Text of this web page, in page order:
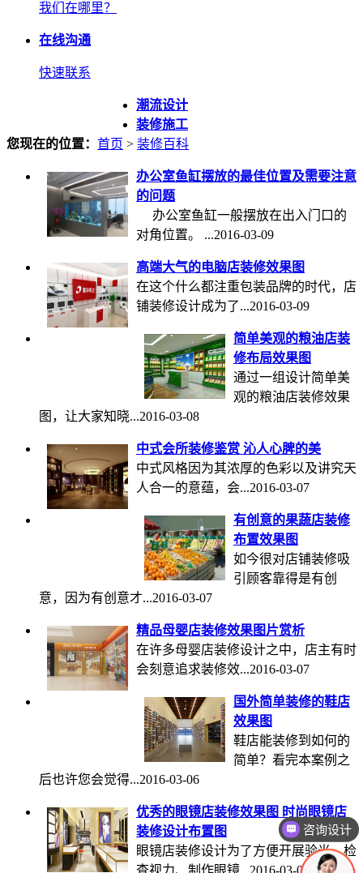
我们在哪里？
在线沟通
快速联系
潮流设计
装修施工
您现在的位置： 首页 > 装修百科
办公室鱼缸摆放的最佳位置及需要注意
的问题
办公室鱼缸一般摆放在出入门口的
对角位置。 ...2016-03-09
高端大气的电脑店装修效果图
在这个什么都注重包装品牌的时代，店
铺装修设计成为了...2016-03-09
简单美观的粮油店装
修布局效果图
通过一组设计简单美
观的粮油店装修效果
图，让大家知晓...2016-03-08
中式会所装修鉴赏 沁人心脾的美
中式风格因为其浓厚的色彩以及讲究天
人合一的意蕴，会...2016-03-07
有创意的果蔬店装修
布置效果图
如今很对店铺装修吸
引顾客靠得是有创
意，因为有创意才...2016-03-07
精品母婴店装修效果图片赏析
在许多母婴店装修设计之中，店主有时
会刻意追求装修效...2016-03-07
国外简单装修的鞋店
效果图
鞋店能装修到如何的
简单？看完本案例之
后也许您会觉得...2016-03-06
优秀的眼镜店装修效果图 时尚眼镜店
装修设计布置图
眼镜店装修设计为了方便开展验光、检
查视力、制作眼镜...2016-03-06
咨询设计